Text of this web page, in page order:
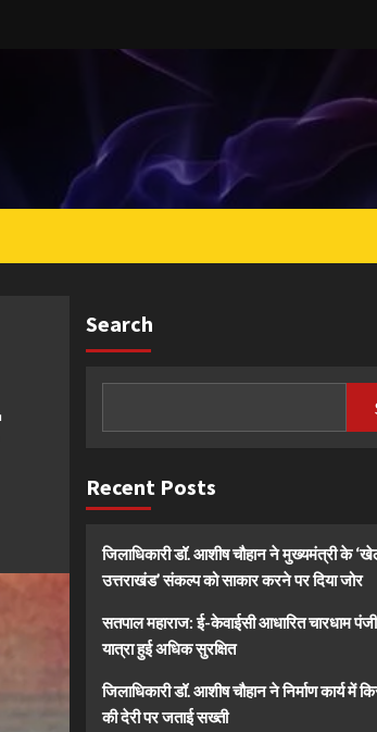
Search
Recent Posts
जिलाधिकारी डॉ. आशीष चौहान ने मुख्यमंत्री के
उत्तराखंड’ संकल्प को साकार करने पर दिया जोर
सतपाल महाराज: ई-केवाईसी आधारित चारधाम
यात्रा हुई अधिक सुरक्षित
जिलाधिकारी डॉ. आशीष चौहान ने निर्माण कार्य में
की देरी पर जताई सख्ती